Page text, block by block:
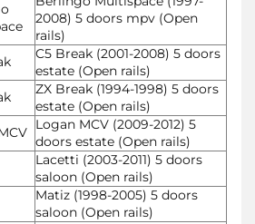
2008) 5 doors mpv (Open
rails)
C5 Break (2001-2008) 5 doors
estate (Open rails)
ZX Break (1994-1998) 5 doors
estate (Open rails)
Logan MCV (2009-2012) 5
doors estate (Open rails)
Lacetti (2003-2011) 5 doors
saloon (Open rails)
Matiz (1998-2005) 5 doors
saloon (Open rails)